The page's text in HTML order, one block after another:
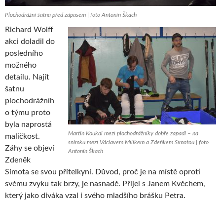
Plochodrážní šatna před zápasem | foto Antonín Škach
Martin Koukal mezi plochodrážníky dobře zapadl – na
snímku mezi Václavem Milíkem a Zdeňkem Simotou | foto
Antonín Škach
Richard Wolff
akci doladil do
posledního
možného
detailu. Najít
šatnu
plochodrážníh
o týmu proto
byla naprostá
maličkost.
Záhy se objeví
Zdeněk
Simota se svou přítelkyní. Důvod, proč je na místě oproti
svému zvyku tak brzy, je nasnadě. Přijel s Janem Kvěchem,
který jako diváka vzal i svého mladšího brášku Petra.